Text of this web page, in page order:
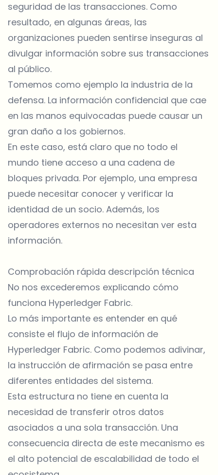
seguridad de las transacciones. Como
resultado, en algunas áreas, las
organizaciones pueden sentirse inseguras al
divulgar información sobre sus transacciones
al público.
Tomemos como ejemplo la industria de la
defensa. La información confidencial que cae
en las manos equivocadas puede causar un
gran daño a los gobiernos.
En este caso, está claro que no todo el
mundo tiene acceso a una cadena de
bloques privada. Por ejemplo, una empresa
puede necesitar conocer y verificar la
identidad de un socio. Además, los
operadores externos no necesitan ver esta
información.
Comprobación rápida descripción técnica
No nos excederemos explicando cómo
funciona Hyperledger Fabric.
Lo más importante es entender en qué
consiste el flujo de información de
Hyperledger Fabric. Como podemos adivinar,
la instrucción de afirmación se pasa entre
diferentes entidades del sistema.
Esta estructura no tiene en cuenta la
necesidad de transferir otros datos
asociados a una sola transacción. Una
consecuencia directa de este mecanismo es
el alto potencial de escalabilidad de todo el